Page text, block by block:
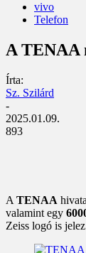
vivo
Telefon
A TENAA
Írta:
Sz. Szilárd
-
2025.01.09.
893
A TENAA
valamint egy
Zeiss logó is